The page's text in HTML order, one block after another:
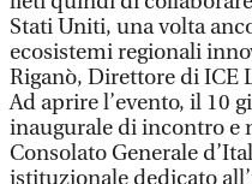
Stati Uniti, una volta
ecosistemi regionali
Riganò, Direttore di ICE
Ad aprire l’evento, il 10
inaugurale di incontro e
Consolato Generale
istituzionale dedicato